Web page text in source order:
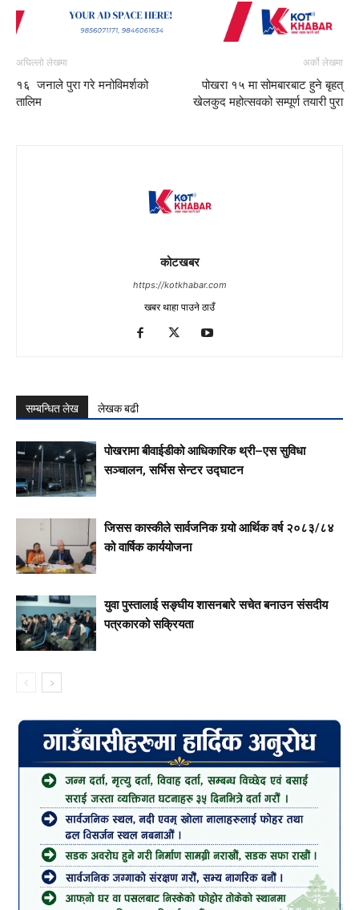
अघिल्लो लेखमा
१६ जनाले पुरा गरे मनोविमर्शको
तालिम
अर्को लेखमा
पोखरा १५ मा सोमबारबाट हुने बृहत्
खेलकुद महोत्सवको सम्पूर्ण तयारी पुरा
कोटखबर
https://kotkhabar.com
खबर थाहा पाउने ठाउँ
सम्बन्धित लेख लेखक बढी
पोखरामा बीवाईडीको आधिकारिक थ्री–एस सुविधा
सञ्चालन, सर्भिस सेन्टर उद्घाटन
जिसस कास्कीले सार्वजनिक गर्‍यो आर्थिक वर्ष २०८३/८४
को वार्षिक कार्ययोजना
युवा पुस्तालाई सङ्घीय शासनबारे सचेत बनाउन संसदीय
पत्रकारको सक्रियता